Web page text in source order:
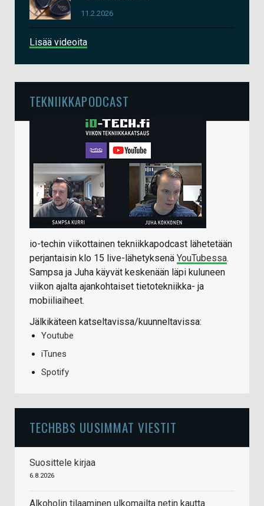
11.2.2026
Lisää videoita
TEKNIIKKAPODCAST
io-techin viikottainen tekniikkapodcast lähetetään
perjantaisin klo 15 live-lähetyksenä YouTubessa.
Sampsa ja Juha käyvät keskenään läpi kuluneen
viikon ajalta ajankohtaiset tietotekniikka- ja
mobiiliaiheet.
Jälkikäteen katseltavissa/kuunneltavissa:
Youtube
iTunes
Spotify
TECHBBS UUSIMMAT VIESTIT
Suosittele kirjaa
6.8.2026
Alkoholin tilaaminen ulkomailta netin kautta